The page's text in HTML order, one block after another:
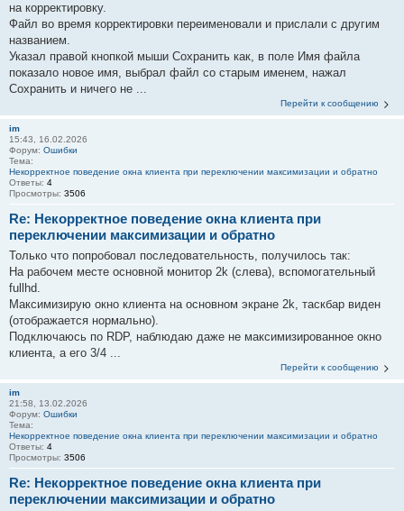
на корректировку.
Файл во время корректировки переименовали и прислали с другим
названием.
Указал правой кнопкой мыши Сохранить как, в поле Имя файла
показало новое имя, выбрал файл со старым именем, нажал
Сохранить и ничего не ...
Перейти к сообщению
im
15:43, 16.02.2026
Форум: Ошибки
Тема:
Некорректное поведение окна клиента при переключении максимизации и обратно
Ответы: 4
Просмотры: 3506
Re: Некорректное поведение окна клиента при
переключении максимизации и обратно
Только что попробовал последовательность, получилось так:
На рабочем месте основной монитор 2k (слева), вспомогательный
fullhd.
Максимизирую окно клиента на основном экране 2k, таскбар виден
(отображается нормально).
Подключаюсь по RDP, наблюдаю даже не максимизированное окно
клиента, а его 3/4 ...
Перейти к сообщению
im
21:58, 13.02.2026
Форум: Ошибки
Тема:
Некорректное поведение окна клиента при переключении максимизации и обратно
Ответы: 4
Просмотры: 3506
Re: Некорректное поведение окна клиента при
переключении максимизации и обратно